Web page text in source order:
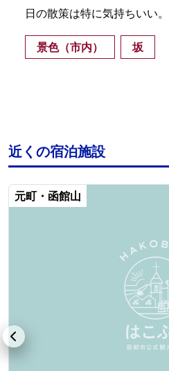
日の散策は特に気持ちいい。
景色（市内） 坂
近くの宿泊施設
元町・函館山